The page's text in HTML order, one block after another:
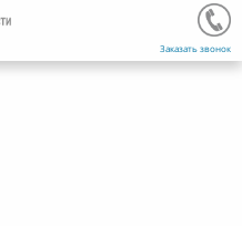
Заказать звонок